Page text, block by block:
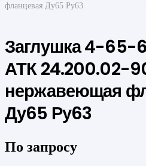
фланцевая Ду65 Ру63
Заглушка 4-65-
АТК 24.200.02-
нержавеющая
Ду65 Ру63
По запросу